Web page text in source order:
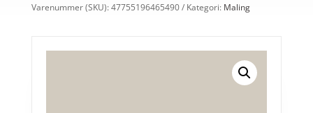
Varenummer (SKU):47755196465490 Kategori: Maling